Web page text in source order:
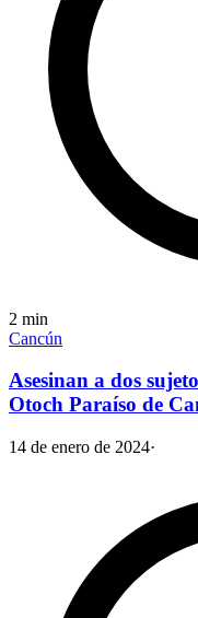
2 min
Cancún
Asesinan a dos
Otoch Paraíso de
14 de enero de 2024·